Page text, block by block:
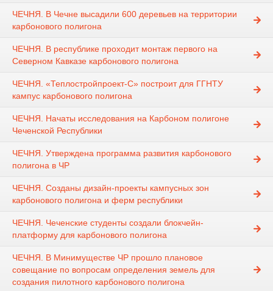
ЧЕЧНЯ. В Чечне высадили 600 деревьев на территории
карбонового полигона
ЧЕЧНЯ. В республике проходит монтаж первого на
Северном Кавказе карбонового полигона
ЧЕЧНЯ. «Теплостройпроект-С» построит для ГГНТУ
кампус карбонового полигона
ЧЕЧНЯ. Начаты исследования на Карбоном полигоне
Чеченской Республики
ЧЕЧНЯ. Утверждена программа развития карбонового
полигона в ЧР ⠀
ЧЕЧНЯ. Созданы дизайн-проекты кампусных зон
карбонового полигона и ферм республики
ЧЕЧНЯ. Чеченские студенты создали блокчейн-
платформу для карбонового полигона
ЧЕЧНЯ. В Минимуществе ЧР прошло плановое
совещание по вопросам определения земель для
создания пилотного карбонового полигона